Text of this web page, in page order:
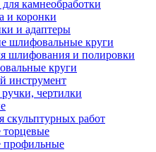
камнеобработки
и коронки
и адаптеры
шлифовальные круги
шлифования и полировки
круги
инструмент
чертилки
скульптурных работ
профильные